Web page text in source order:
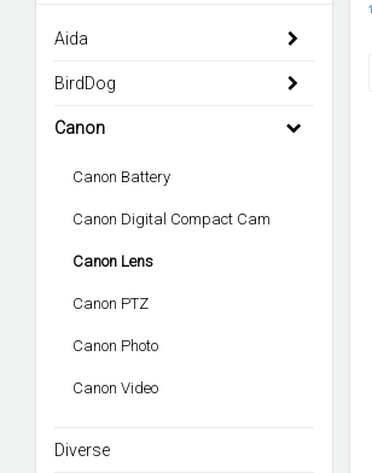
Aida
BirdDog
Canon
Canon Battery
Canon Digital Compact Cam
Canon Lens
Canon PTZ
Canon Photo
Canon Video
Diverse